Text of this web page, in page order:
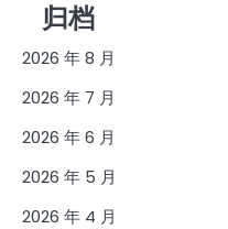
归档
2026 年 8 月
2026 年 7 月
2026 年 6 月
2026 年 5 月
2026 年 4 月